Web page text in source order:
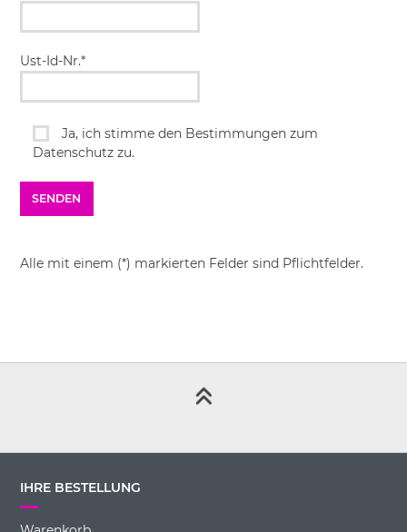
Ust-Id-Nr.*
Ja, ich stimme den Bestimmungen zum
Datenschutz zu.
Alle mit einem (*) markierten Felder sind Pflichtfelder.
IHRE BESTELLUNG